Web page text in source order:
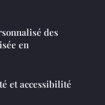
des
en
et accessibilité